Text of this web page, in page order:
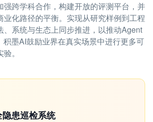
强跨学科合作，构建开放的评测平台，并
业化路径的平衡。实现从研究样例到工程
、系统与生态上同步推进，以推动Agent
积墨AI鼓励业界在真实场景中进行更多可
。
患巡检系统